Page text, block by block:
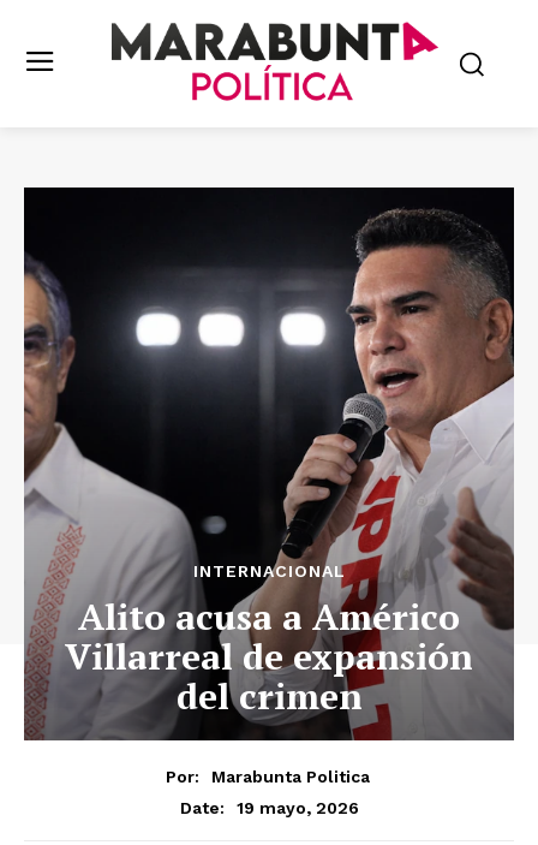
INTERNACIONAL
Alito acusa a Américo
Villarreal de expansión
del crimen
Por:
Marabunta Politica
Date:
19 mayo, 2026